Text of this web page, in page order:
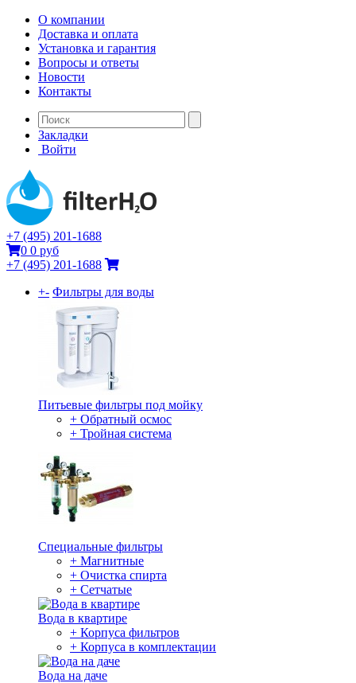
О компании
Доставка и оплата
Установка и гарантия
Вопросы и ответы
Новости
Контакты
Закладки
Войти
+7 (495) 201-1688
0 0 руб
+7 (495) 201-1688
+- Фильтры для воды
Питьевые фильтры под мойку
+ Обратный осмос
+ Тройная система
Специальные фильтры
+ Магнитные
+ Очистка спирта
+ Сетчатые
Вода в квартире
+ Корпуса фильтров
+ Корпуса в комплектации
Вода на даче